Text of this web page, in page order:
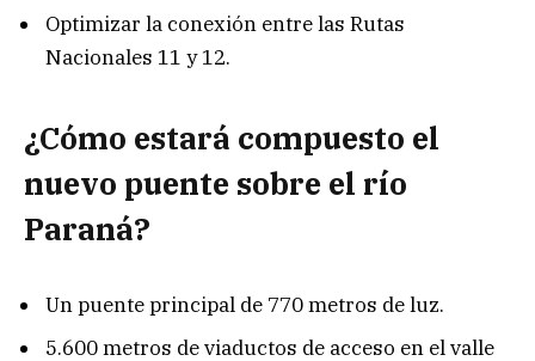
Optimizar la conexión entre las Rutas
Nacionales 11 y 12.
¿Cómo estará compuesto el
nuevo puente sobre el río
Paraná?
Un puente principal de 770 metros de luz.
5.600 metros de viaductos de acceso en el valle